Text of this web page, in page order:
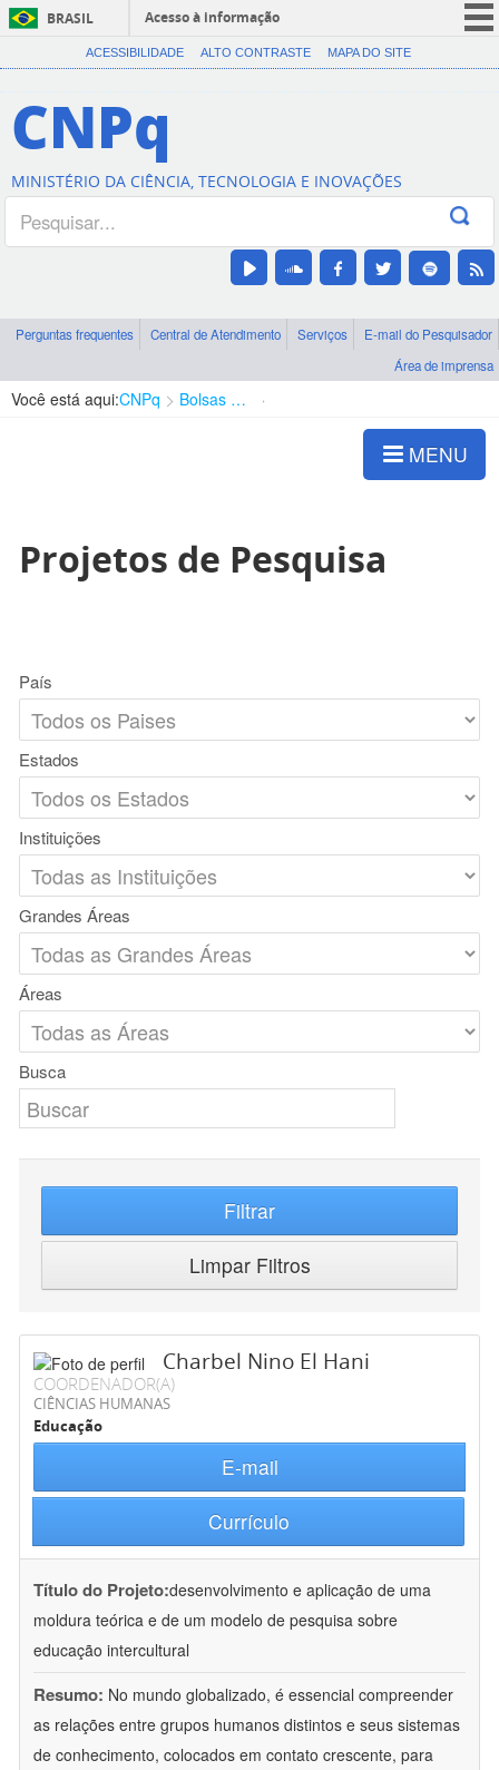
BRASIL
Acesso à informação
CORONAVÍRUS (COVID-19)
Canais
ACESSIBILIDADE ALTO CONTRASTE MAPA DO SITE
CNPq
MINISTÉRIO DA CIÊNCIA, TECNOLOGIA E INOVAÇÕES
Perguntas frequentes Central de Atendimento Serviços
E-mail do Pesquisador
Área de imprensa
Você está aqui:CNPq Bolsas e Auxílios Vigentes
MENU
Projetos de Pesquisa
País
Estados
Instituições
Grandes Áreas
Áreas
Busca
Filtrar
Limpar Filtros
Charbel Nino El Hani
COORDENADOR(A)
CIÊNCIAS HUMANAS
Educação
E-mail
Currículo
Título do Projeto:desenvolvimento e aplicação de uma
moldura teórica e de um modelo de pesquisa sobre
educação intercultural
Resumo: No mundo globalizado, é essencial compreender
as relações entre grupos humanos distintos e seus sistemas
de conhecimento, colocados em contato crescente, para